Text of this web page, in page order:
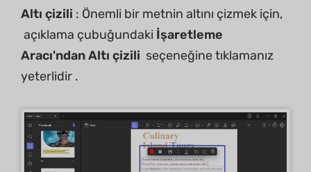
Altı çizili : Önemli bir metnin altını çizmek için,
açıklama çubuğundaki İşaretleme
Aracı'ndanAltı çizili seçeneğine tıklamanız
yeterlidir .